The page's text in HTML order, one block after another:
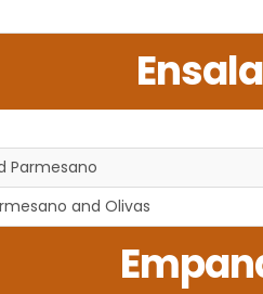
Parmesano
and Olivas